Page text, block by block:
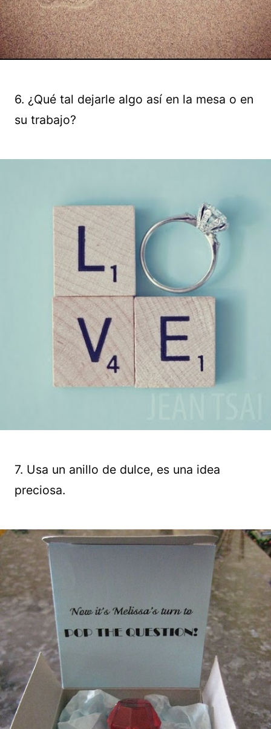
6. ¿Qué tal dejarle algo así en la mesa o en
su trabajo?
7. Usa un anillo de dulce, es una idea
preciosa.